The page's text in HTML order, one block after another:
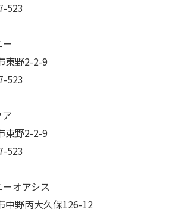
523
東野2-2-9
523
東野2-2-9
523
オアシス
中野丙大久保126-12